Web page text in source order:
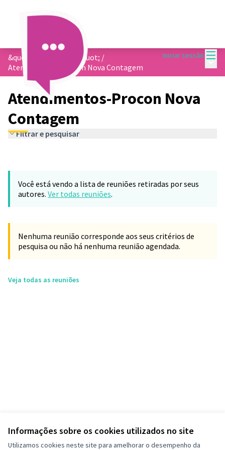
Informações sobre os cookies utilizados no site
Utilizamos cookies neste site para amelhorar o desempenho da
Iniciar sessão
&quot;Procon Delas&quot; /
Atendimentos-Procon Nova Contagem
Atendimentos-Procon Nova
Contagem
Filtrar e pesquisar
Você está vendo a lista de reuniões retiradas por seus
autores. Ver todas reuniões.
Nenhuma reunião corresponde aos seus critérios de
pesquisa ou não há nenhuma reunião agendada.
Veja todas as reuniões